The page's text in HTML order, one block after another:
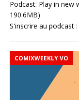
Podcast: Play in new
190.6MB)
S'inscrire au podcast :
COMIXWEEKLY VO